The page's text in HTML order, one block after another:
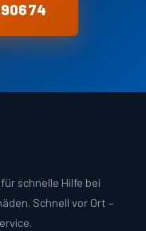
schnelle Hilfe bei
Schnell vor Ort –